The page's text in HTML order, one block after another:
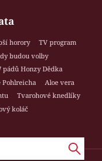
horory
TV program
budou volby
pádů Honzy Dědka
Pohlreicha
Aloe vera
Tvarohové knedlíky
koláč